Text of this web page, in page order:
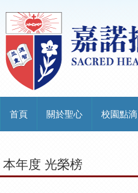
首頁 關於聖心 校園點滴
本年度 光榮榜